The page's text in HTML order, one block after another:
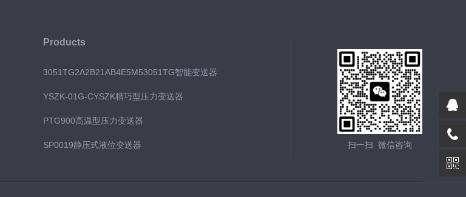
Products
3051TG2A2B21AB4E5M53051TG智能变送器
YSZK-01G-CYSZK精巧型压力变送器
PTG900高温型压力变送器
SP0019静压式液位变送器 扫一扫 微信咨询